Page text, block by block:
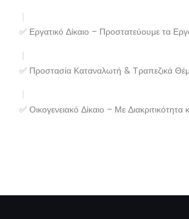
✅ Εργατικό Δίκαιο – Προστατεύουμε τα
✅ Προστασία Καταναλωτή & Τραπεζικά
✅ Οικογενειακό Δίκαιο – Με